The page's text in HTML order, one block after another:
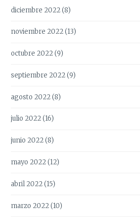
diciembre 2022(8)
noviembre 2022(13)
octubre 2022(9)
septiembre 2022(9)
agosto 2022(8)
julio 2022(16)
junio 2022(8)
mayo 2022(12)
abril 2022(15)
marzo 2022(10)